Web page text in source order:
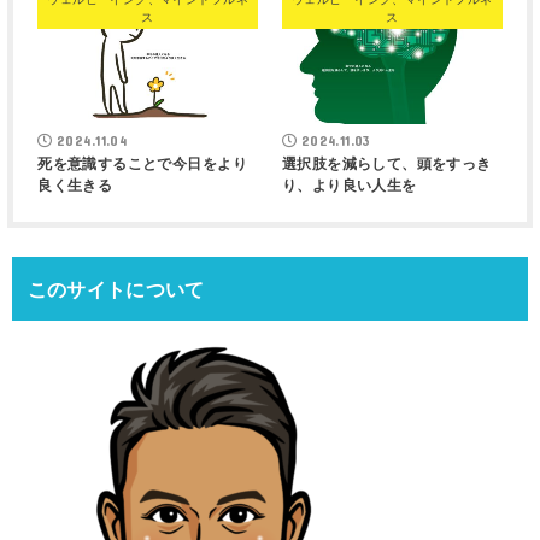
ス
2024.11.04
死を意識することで今日をより
良く生きる
ス
2024.11.03
選択肢を減らして、頭をすっき
り、より良い人生を
このサイトについて